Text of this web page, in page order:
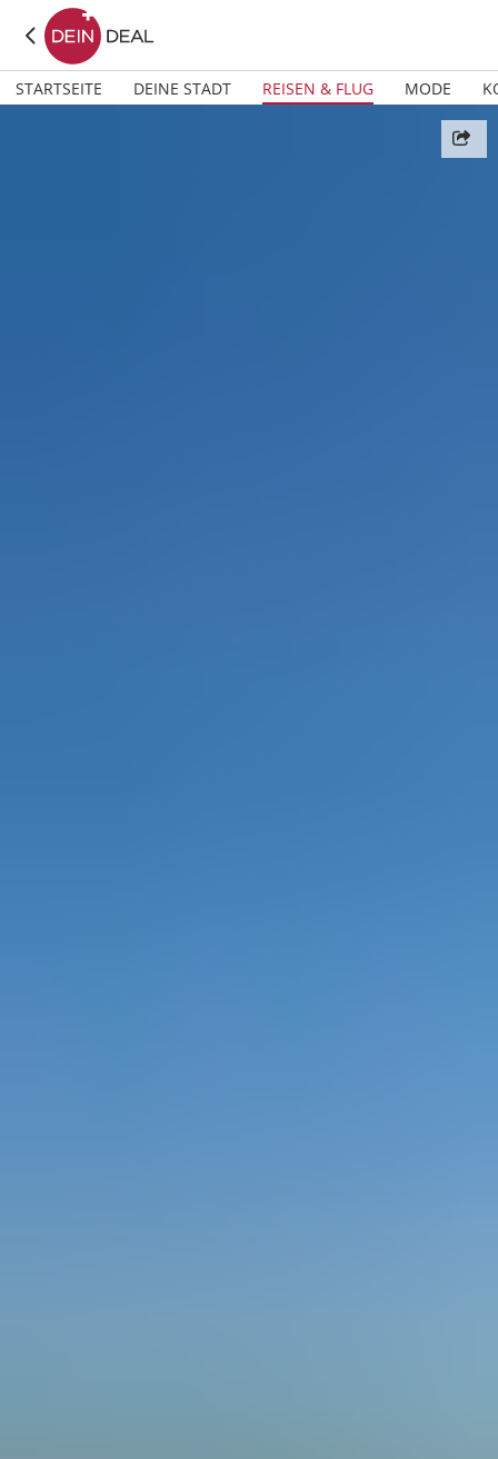
STARTSEITE DEINE STADT REISEN & FLUG MODE